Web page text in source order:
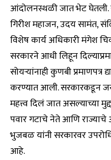
आंदोलनस्थळी जात भेट घेतली.
गिरीश महाजन, उदय सामंत,
विशेष कार्य अधिकारी मंगेश
सरकारने आधी लिहून
सोयऱ्यांनाही कुणबी
करण्यात आली. सरकारकडून
महत्त्व दिलं जात असल्याच्या
पवार गटाचे नेते आणि राज्याचे
भुजबळ यांनी सरकारवर
आहे.